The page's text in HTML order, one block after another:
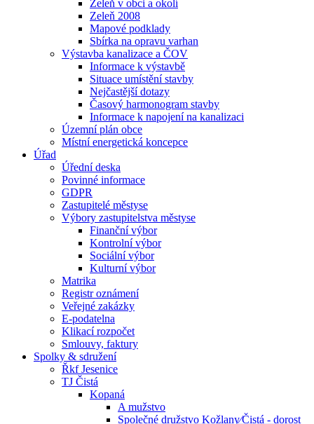
Zeleň v obci a okolí
Zeleň 2008
Mapové podklady
Sbírka na opravu varhan
Výstavba kanalizace a ČOV
Informace k výstavbě
Situace umístění stavby
Nejčastější dotazy
Časový harmonogram stavby
Informace k napojení na kanalizaci
Územní plán obce
Místní energetická koncepce
Úřad
Úřední deska
Povinné informace
GDPR
Zastupitelé městyse
Výbory zastupitelstva městyse
Finanční výbor
Kontrolní výbor
Sociální výbor
Kulturní výbor
Matrika
Registr oznámení
Veřejné zakázky
E-podatelna
Klikací rozpočet
Smlouvy, faktury
Spolky & sdružení
Řkf Jesenice
TJ Čistá
Kopaná
A mužstvo
Společné družstvo Kožlany⁄Čistá - dorost